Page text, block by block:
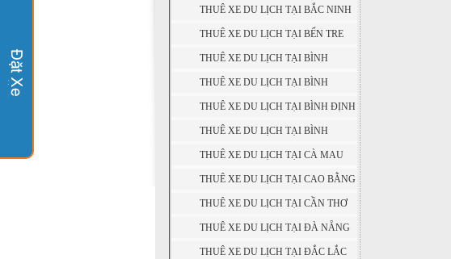
GIANG
THUÊ XE DU LỊCH TẠI BẮC NINH
THUÊ XE DU LỊCH TẠI BẾN TRE
THUÊ XE DU LỊCH TẠI BÌNH
DƯƠNG
THUÊ XE DU LỊCH TẠI BÌNH
PHƯỚC
THUÊ XE DU LỊCH TẠI BÌNH ĐỊNH
THUÊ XE DU LỊCH TẠI BÌNH
THUẬN
THUÊ XE DU LỊCH TẠI CÀ MAU
THUÊ XE DU LỊCH TẠI CAO BẰNG
THUÊ XE DU LỊCH TẠI CẦN THƠ
THUÊ XE DU LỊCH TẠI ĐÀ NẴNG
THUÊ XE DU LỊCH TẠI ĐẮC LẮC